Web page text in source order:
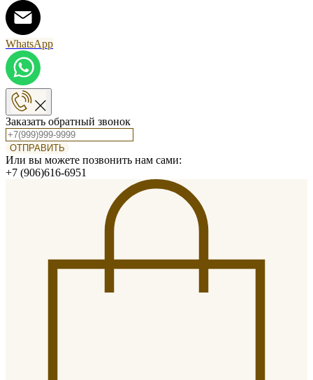
WhatsApp
Заказать обратный звонок
ОТПРАВИТЬ
Или вы можете позвонить нам сами:
+7 (906)616-6951